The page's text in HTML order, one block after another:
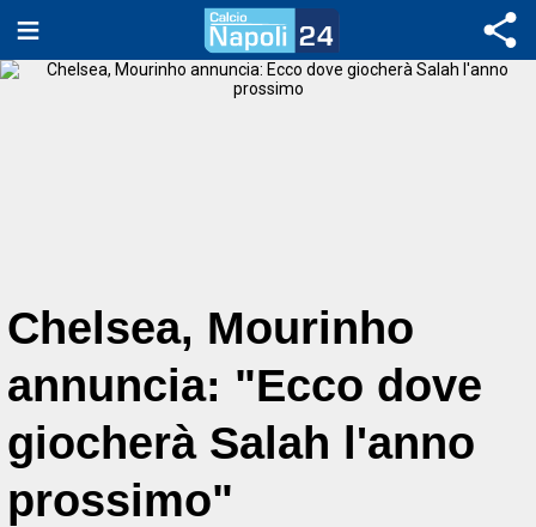
Chelsea, Mourinho
annuncia: "Ecco dove
giocherà Salah l'anno
prossimo"